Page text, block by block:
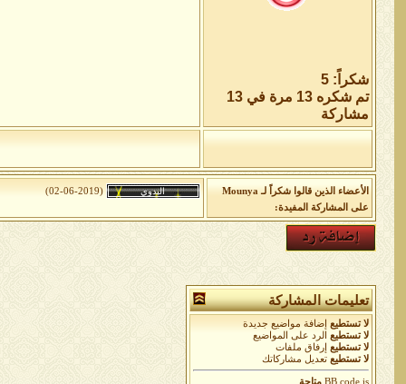
شكراً: 5
تم شكره 13 مرة في 13
مشاركة
الأعضاء الذين قالوا شكراً لـ Mounya
على المشاركة المفيدة:
(02-06-2019)
تعليمات المشاركة
لا تستطيع
إضافة مواضيع جديدة
لا تستطيع
الرد على المواضيع
لا تستطيع
إرفاق ملفات
لا تستطيع تعديل مشاركاتك